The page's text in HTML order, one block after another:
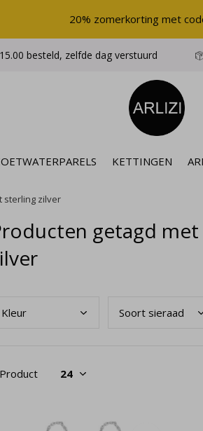
KETTINGEN
besteld, zelfde dag verstuurd
20% zomerkorting met
sterling zilver
getagd
Kleur Soort sieraad